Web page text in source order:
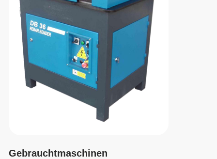
Gebrauchtmaschinen